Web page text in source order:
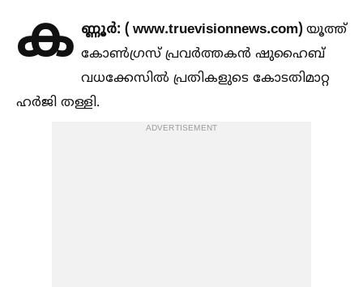
ക ണ്ണൂർ: ( www.truevisionnews.com) യൂത്ത്
കോണ്‍ഗ്രസ് പ്രവർത്തകൻ ഷുഹൈബ്
വധക്കേസില്‍ പ്രതികളുടെ കോടതിമാറ്റ
ഹര്‍ജി തള്ളി.
ADVERTISEMENT